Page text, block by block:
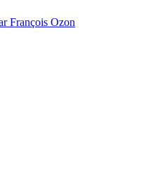
François Ozon